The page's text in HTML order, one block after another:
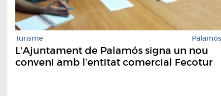
Turisme Palamós
L'Ajuntament de Palamós signa un nou
conveni amb l’entitat comercial Fecotur